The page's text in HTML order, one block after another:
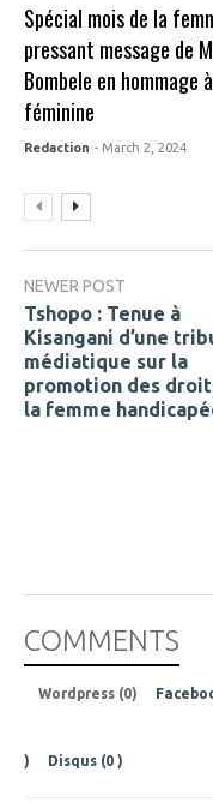
Spécial mois de la
pressant message de
Bombele en hommage
féminine
Redaction - March 2, 2024
NEWER POST
Tshopo : Tenue à
Kisangani d’une
médiatique sur la
promotion des
la femme
COMMENTS
Wordpress (0)
) Disqus (0 )